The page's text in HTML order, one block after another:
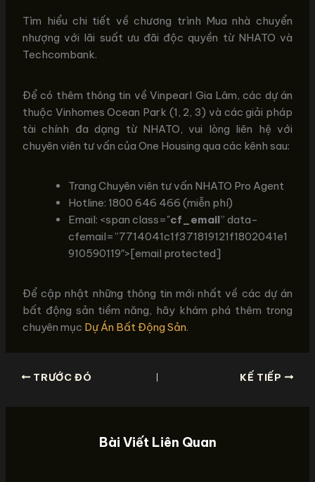
Tìm hiểu chi tiết về chương trình Mua nhà chuyển
nhượng với lãi suất ưu đãi độc quyền từ NHATO và
Techcombank.
Để có thêm thông tin về Vinpearl Gia Lâm, các dự án
thuộc Vinhomes Ocean Park (1, 2, 3) và các giải pháp
tài chính đa dạng từ NHATO, vui lòng liên hệ với
chuyên viên tư vấn của One Housing qua các kênh sau:
Trang Chuyên viên tư vấn NHATO Pro Agent
Hotline: 1800 646 466 (miễn phí)
Email: <span class="cf_email” data-
cfemail=”7714041c1f371819121f1802041e1
910590119″>[email protected]
Để cập nhật những thông tin mới nhất về các dự án
bất động sản tiềm năng, hãy khám phá thêm trong
chuyên mục Dự Án Bất Động Sản.
TRƯỚC ĐÓ KẾ TIẾP
Bài Viết Liên Quan